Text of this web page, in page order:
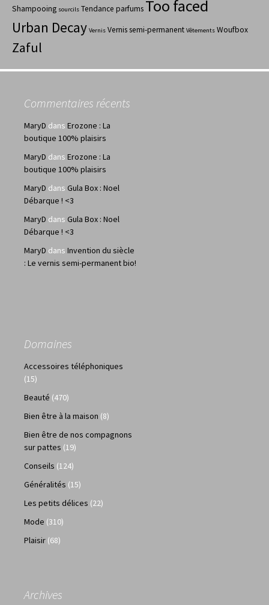
Shampooing sourcils Tendance parfums Too faced
Urban Decay Vernis Vernis semi-permanent Vêtements Woufbox
Zaful
Commentaires récents
MaryD dans Erozone : La
boutique 100% plaisirs
MaryD dans Erozone : La
boutique 100% plaisirs
MaryD dans Gula Box : Noel
Débarque ! <3
MaryD dans Gula Box : Noel
Débarque ! <3
MaryD dans Invention du siècle
: Le vernis semi-permanent bio!
Domaines
Accessoires téléphoniques
(15)
Beauté (470)
Bien être à la maison (8)
Bien être de nos compagnons
sur pattes (19)
Conseils (124)
Généralités (15)
Les petits délices (22)
Mode (310)
Plaisir (68)
Archives